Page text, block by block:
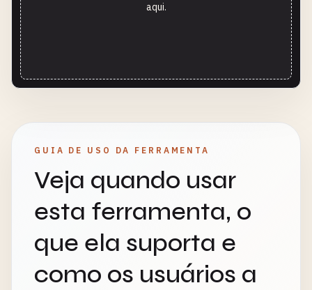
aqui.
GUIA DE USO DA FERRAMENTA
Veja quando usar
esta ferramenta, o
que ela suporta e
como os usuários a